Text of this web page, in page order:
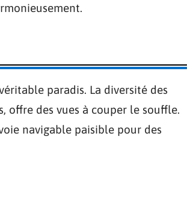
paradis. La diversité des
offre des vues à couper le souffle.
navigable paisible pour des